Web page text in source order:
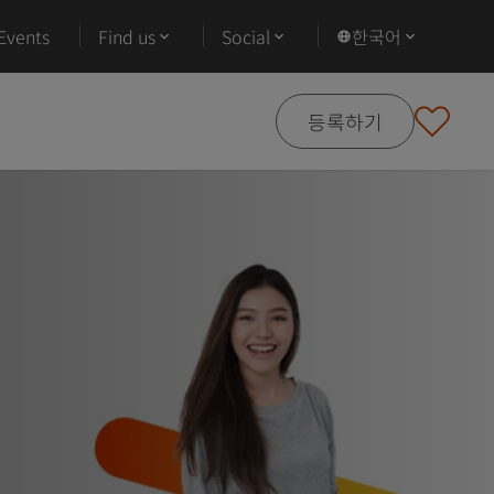
Find us Social 한국어
등록하기